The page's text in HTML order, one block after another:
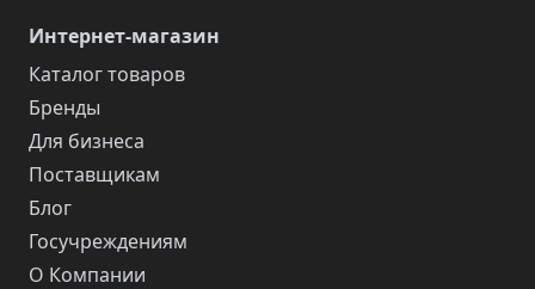
Интернет-магазин
Каталог товаров
Бренды
Для бизнеса
Поставщикам
Блог
Госучреждениям
О Компании